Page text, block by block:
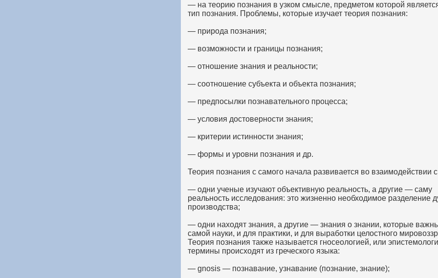
— на теорию познания в узком смысле, предметом которой
тип познания. Проблемы, которые изучает теория познания:
— природа познания;
— возможности и границы познания;
— отношение знания и реальности;
— соотношение субъекта и объекта познания;
— предпосылки познавательного процесса;
— условия достоверности знания;
— критерии истинности знания;
— формы и уровни познания и др.
Теория познания с самого начала развивается во взаимодействии
— одни ученые изучают объективную реальность, а другие — саму
реальность исследования: это жизненно необходимое разделение
производства;
— одни находят знания, а другие — знания о знании, которые
самой науки, и для практики, и для выработки целостного
Теория познания также называется гносеологией, или
термины происходят из греческого языка:
— gnosis — познавание, узнавание (познание, знание);